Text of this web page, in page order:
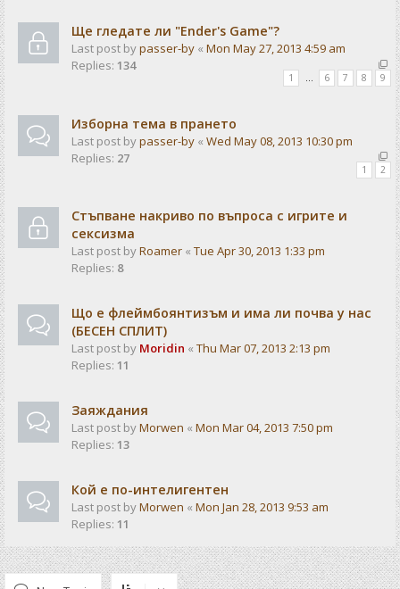
Ще гледате ли "Ender's Game"?
Last post bypasser-by « Mon May 27, 2013 4:59 am
Replies: 134
1 6 7 8 9
Изборна тема в прането
Last post bypasser-by « Wed May 08, 2013 10:30 pm
Replies: 27
1 2
Стъпване накриво по въпроса с игрите и
сексизма
Last post byRoamer « Tue Apr 30, 2013 1:33 pm
Replies: 8
Що е флеймбоянтизъм и има ли почва у нас
(БЕСЕН СПЛИТ)
Last post by Moridin « Thu Mar 07, 2013 2:13 pm
Replies: 11
Заяждания
Last post byMorwen « Mon Mar 04, 2013 7:50 pm
Replies: 13
Кой е по-интелигентен
Last post byMorwen « Mon Jan 28, 2013 9:53 am
Replies: 11